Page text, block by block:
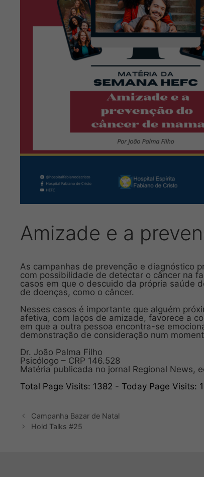
Amizade e a
As campanhas de prevenção e diagnóstico
com possibilidade de detectar o câncer na
casos em que o descuido da própria saúde
de doenças, como o câncer.
Nesses casos é importante que alguém
afetiva, com laços de amizade, favorece a
em que a outra pessoa encontra-se
demonstração de consideração num
Dr. João Palma Filho
Psicólogo – CRP 146.528
Matéria publicada no jornal Regional News,
Total Page Visits: 1382 - Today Page Visits: 1
Campanha Bazar de Natal
Hold Talks #25